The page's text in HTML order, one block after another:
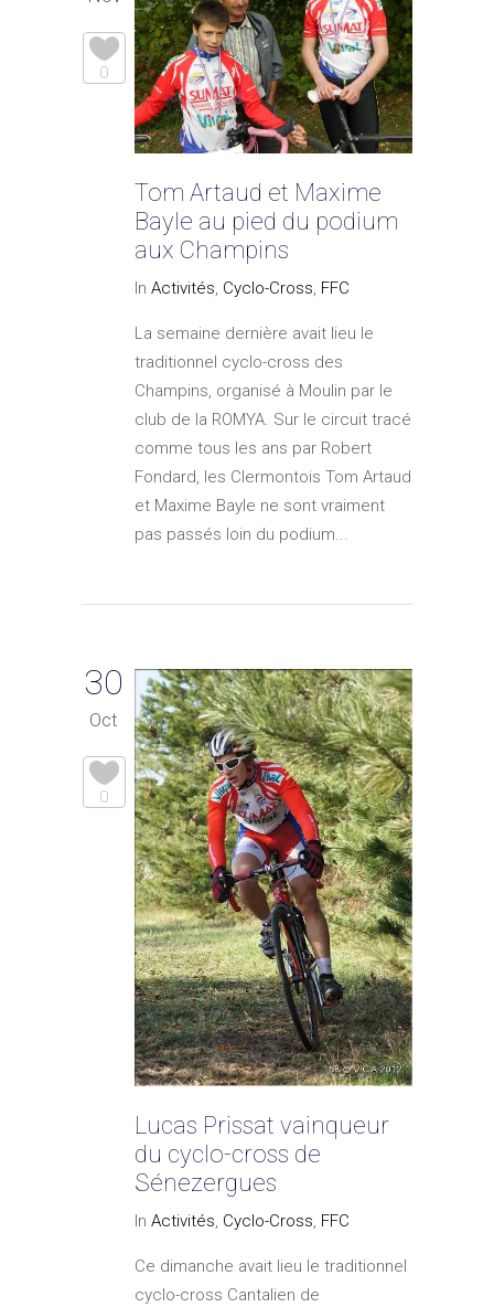
0
Tom Artaud et Maxime
Bayle au pied du podium
aux Champins
In Activités Cyclo-Cross FFC
La semaine dernière avait lieu le
traditionnel cyclo-cross des
Champins, organisé à Moulin par le
club de la ROMYA. Sur le circuit tracé
comme tous les ans par Robert
Fondard, les Clermontois Tom Artaud
et Maxime Bayle ne sont vraiment
pas passés loin du podium...
30
Oct
0
Lucas Prissat vainqueur
du cyclo-cross de
Sénezergues
In Activités, Cyclo-Cross, FFC
Ce dimanche avait lieu le traditionnel
cyclo-cross Cantalien de